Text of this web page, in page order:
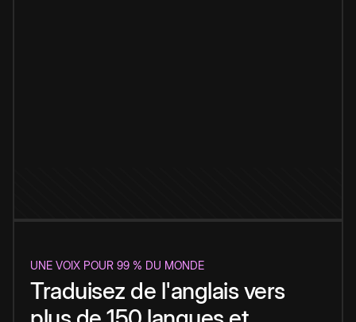
UNE VOIX POUR 99 % DU MONDE
Traduisez de l'anglais vers